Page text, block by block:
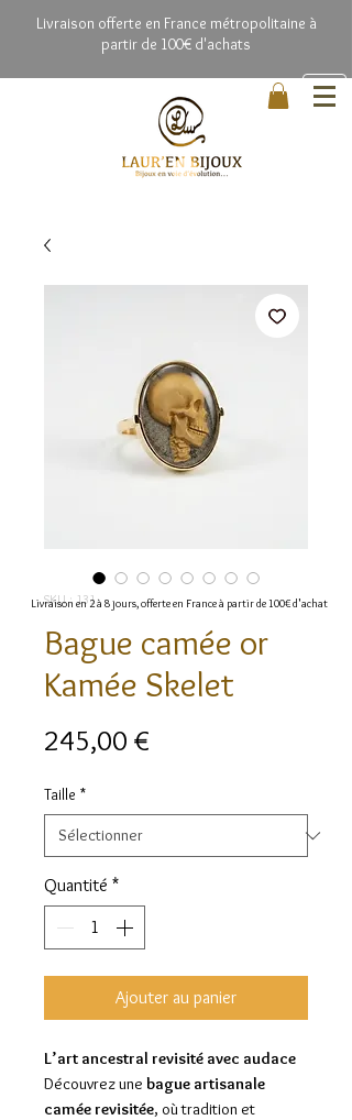
Livraison offerte en France métropolitaine à
partir de 100€ d'achats
SKU : 131
Bague camée or
Kamée Skelet
245,00 €
Taille *
Quantité *
Ajouter au panier
L’art ancestral revisité avec audace
Découvrez une bague artisanale
camée revisitée, où tradition et
Livraison en 2 à 8 jours, offerte en France à partir de 100€ d'achat